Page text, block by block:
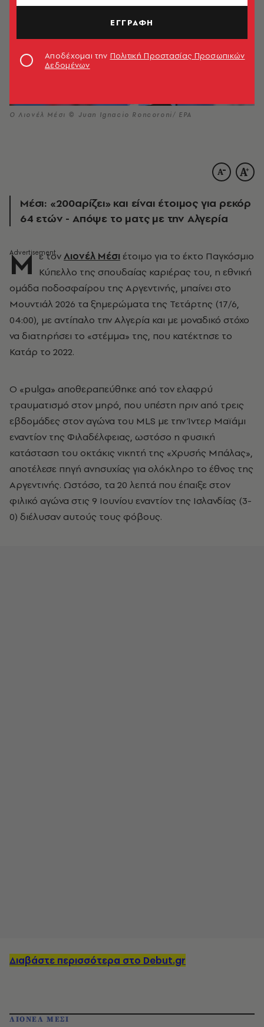
Ο Λιονέλ Μέσι © Juan Ignacio Roncoroni/ EPA
Μέσι: «200αρίζει» και είναι έτοιμος για ρεκόρ
64 ετών - Απόψε το ματς με την Αλγερία
Μ ε τονΛιονέλ Μέσι έτοιμο για το έκτο Παγκόσμιο
Κύπελλο της σπουδαίας καριέρας του, η εθνική
ομάδα ποδοσφαίρου της Αργεντινής, μπαίνει στο
Μουντιάλ 2026 τα ξημερώματα της Τετάρτης (17/6,
04:00), με αντίπαλο την Αλγερία και με μοναδικό στόχο
να διατηρήσει το «στέμμα» της, που κατέκτησε το
Κατάρ το 2022.
Ο «pulga» αποθεραπεύθηκε από τον ελαφρύ
τραυματισμό στον μηρό, που υπέστη πριν από τρεις
εβδομάδες στον αγώνα του MLS με την Ίντερ Μαϊάμι
εναντίον της Φιλαδέλφειας, ωστόσο η φυσική
κατάσταση του οκτάκις νικητή της «Χρυσής Μπάλας»,
αποτέλεσε πηγή ανησυχίας για ολόκληρο το έθνος της
Αργεντινής. Ωστόσο, τα 20 λεπτά που έπαιξε στον
φιλικό αγώνα στις 9 Ιουνίου εναντίον της Ισλανδίας (3-
0) διέλυσαν αυτούς τους φόβους.
Διαβάστε περισσότερα στο Debut.gr
ΛΙΟΝΕΛ ΜΕΣΙ
ΕΓΓΡΑΦΗ
Αποδέχομαι την Πολιτική Προστασίας Προσωπικών
Δεδομένων